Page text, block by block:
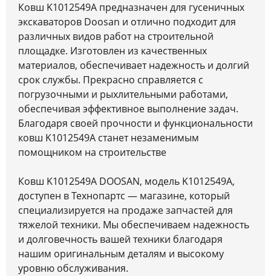
Ковш K1012549A предназначен для гусеничных
экскаваторов Doosan и отлично подходит для
различных видов работ на строительной
площадке. Изготовлен из качественных
материалов, обеспечивает надежность и долгий
срок службы. Прекрасно справляется с
погрузочными и рыхлительными работами,
обеспечивая эффективное выполнение задач.
Благодаря своей прочности и функциональности
ковш K1012549A станет незаменимым
помощником на строительстве
Ковш K1012549A DOOSAN, модель K1012549A,
доступен в Технопартс — магазине, который
специализируется на продаже запчастей для
тяжелой техники. Мы обеспечиваем надежность
и долговечность вашей техники благодаря
нашим оригинальным деталям и высокому
уровню обслуживания.